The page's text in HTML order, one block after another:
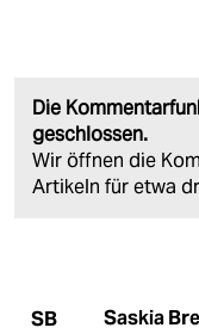
Die
geschlossen.
Wir öffnen die
Artikeln für etwa
SB Saskia